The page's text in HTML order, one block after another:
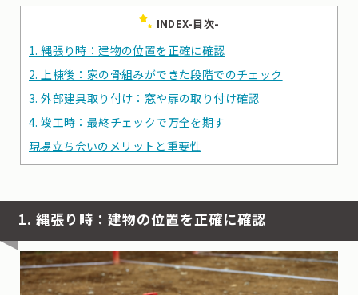
INDEX-目次-
1. 縄張り時：建物の位置を正確に確認
2. 上棟後：家の骨組みができた段階でのチェック
3. 外部建具取り付け：窓や扉の取り付け確認
4. 竣工時：最終チェックで万全を期す
現場立ち会いのメリットと重要性
1. 縄張り時：建物の位置を正確に確認